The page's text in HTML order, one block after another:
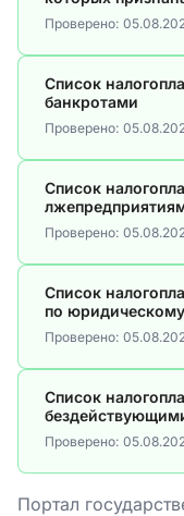
Проверено:
Список
банкротами
Проверено:
Список
Проверено:
Список
по
Проверено:
Список
Проверено:
Портал